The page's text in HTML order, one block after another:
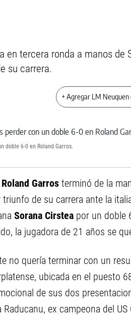
en tercera ronda a manos de
su carrera.
+ Agregar LM Neuquen
doble 6-0 en Roland Garros.
Roland Garros terminó de la
de su carrera ante la
Sorana Cirstea por un doble
la jugadora de 21 años se
no quería terminar con un
ubicada en el puesto
de sus dos
ex campeona del